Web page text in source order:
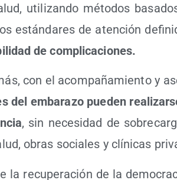
uti­li­zan­do méto­dos
están­da­res de aten­ción
de complicaciones.
con el acom­pa­ña­mien­to y
del emba­ra­zo pue­den
, sin nece­si­dad de
obras socia­les y clí­ni­cas
la recu­pe­ra­ción de la